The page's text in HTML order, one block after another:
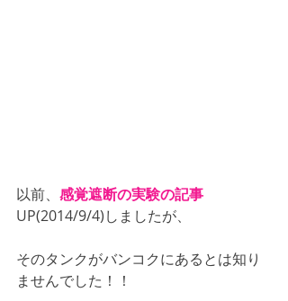
以前、 感覚遮断の実験の記事
UP(2014/9/4)しましたが、
そのタンクがバンコクにあるとは知り
ませんでした！！